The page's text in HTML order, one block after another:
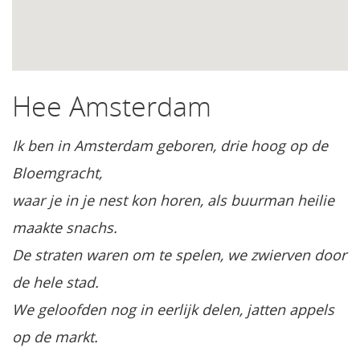
Hee Amsterdam
Ik ben in Amsterdam geboren, drie hoog op de
Bloemgracht,
waar je in je nest kon horen, als buurman heilie
maakte snachs.
De straten waren om te spelen, we zwierven door
de hele stad.
We geloofden nog in eerlijk delen, jatten appels
op de markt.